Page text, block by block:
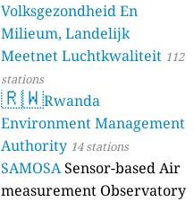
Volksgezondheid En
Milieum, Landelijk
Meetnet Luchtkwaliteit 112
stations
🇷🇼Rwanda
Environment Management
Authority 14 stations
SAMOSASensor-based Air
measurement Observatory